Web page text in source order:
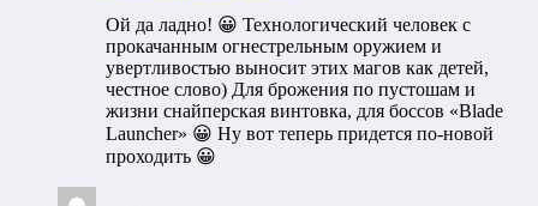
Ой да ладно! 😀 Технологический человек с
прокачанным огнестрельным оружием и
увертливостью выносит этих магов как детей,
честное слово) Для брожения по пустошам и
жизни снайперская винтовка, для боссов «Blade
Launcher» 😀 Ну вот теперь придется по-новой
проходить 😀